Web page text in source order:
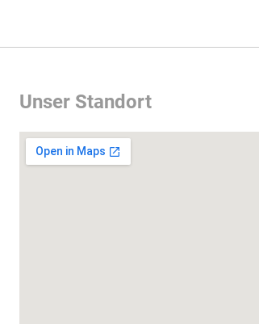
Unser Standort